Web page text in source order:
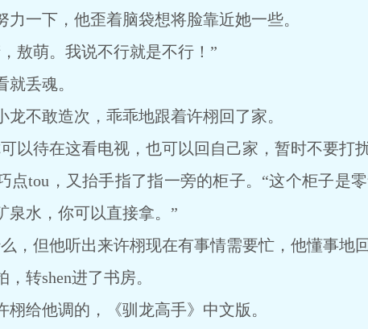
一下，他歪着脑袋想将脸靠近她一些。
萌。我说不行就是不行！”
丢魂。
不敢造次，乖乖地跟着许栩回了家。
待在这看电视，也可以回自己家，暂时不要打扰
点tou，又抬手指了指一旁的柜子。“这个柜子是
泉水，你可以直接拿。”
但他听出来许栩现在有事情需要忙，他懂事地回
转shen进了书房。
给他调的，《驯龙高手》中文版。